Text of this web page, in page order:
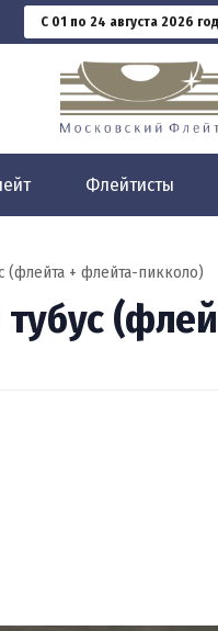
С 01 по 24 августа 2026
Флейтисты
(флейта + флейта-пикколо)
тубус